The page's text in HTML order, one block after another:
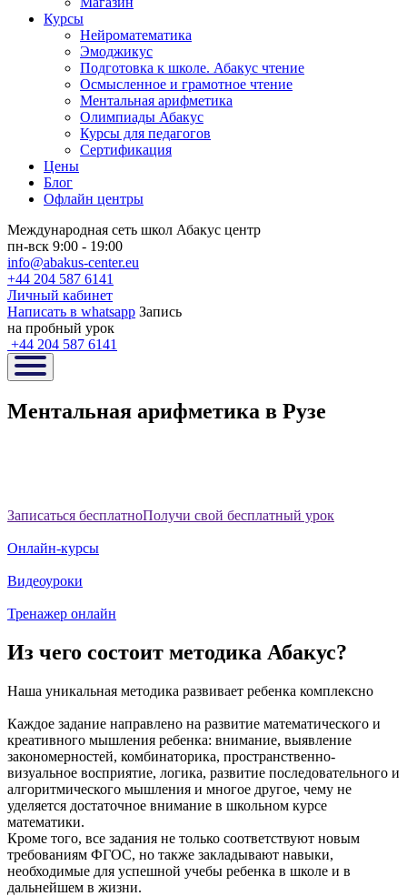
Курсы
Нейроматематика
Эмоджикус
Подготовка к школе. Абакус чтение
Осмысленное и грамотное чтение
Ментальная арифметика
Олимпиады Абакус
Курсы для педагогов
Сертификация
Цены
Блог
Офлайн центры
Международная сеть школ Абакус центр
пн-вск 9:00 - 19:00
info@abakus-center.eu
+44 204 587 6141
Личный кабинет
Написать в whatsapp Запись
на пробный урок
+44 204 587 6141
Ментальная арифметика в Рузе
Записаться бесплатноПолучи свой бесплатный урок
Онлайн-курсы
Видеоуроки
Тренажер онлайн
Из чего состоит методика Абакус?
Наша уникальная методика развивает ребенка комплексно
Каждое задание направлено на развитие математического и
креативного мышления ребенка: внимание, выявление
закономерностей, комбинаторика, пространственно-
визуальное восприятие, логика, развитие последовательного и
алгоритмического мышления и многое другое, чему не
уделяется достаточное внимание в школьном курсе
математики.
Кроме того, все задания не только соответствуют новым
требованиям ФГОС, но также закладывают навыки,
необходимые для успешной учебы ребенка в школе и в
дальнейшем в жизни.